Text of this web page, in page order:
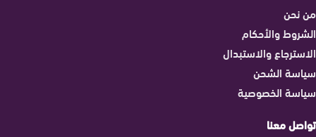
من نحن
الشروط والأحكام
الاسترجاع والاستبدال
سياسة الشحن
سياسة الخصوصية
تواصل معنا